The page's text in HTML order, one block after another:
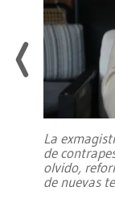
La
de
olvido,
de nuevas